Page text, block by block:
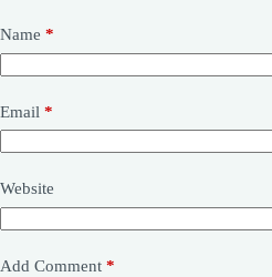
Name *
Email *
Website
Add Comment *